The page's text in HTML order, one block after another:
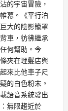
的宇宙冒險，
幕。《平行泊
大的陰影籠罩
車，彷彿繼承
何幫助。今
夾在理髮店與
來比他車子尺
的白色粉末。
語音系統發出
無限趨近於